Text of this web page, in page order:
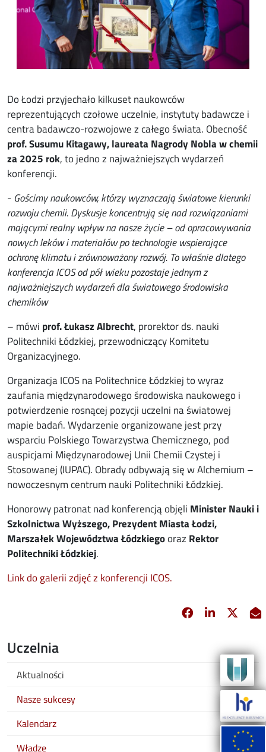
Do Łodzi przyjechało kilkuset naukowców
reprezentujących czołowe uczelnie, instytuty badawcze i
centra badawczo-rozwojowe z całego świata. Obecność
prof. Susumu Kitagawy, laureata Nagrody Nobla w chemii
za 2025 rok, to jedno z najważniejszych wydarzeń
konferencji.
- Gościmy naukowców, którzy wyznaczają światowe kierunki
rozwoju chemii. Dyskusje koncentrują się nad rozwiązaniami
mającymi realny wpływ na nasze życie – od opracowywania
nowych leków i materiałów po technologie wspierające
ochronę klimatu i zrównoważony rozwój. To właśnie dlatego
konferencja ICOS od pół wieku pozostaje jednym z
najważniejszych wydarzeń dla światowego środowiska
chemików
– mówi prof. Łukasz Albrecht, prorektor ds. nauki
Politechniki Łódzkiej, przewodniczący Komitetu
Organizacyjnego.
Organizacja ICOS na Politechnice Łódzkiej to wyraz
zaufania międzynarodowego środowiska naukowego i
potwierdzenie rosnącej pozycji uczelni na światowej
mapie badań. Wydarzenie organizowane jest przy
wsparciu Polskiego Towarzystwa Chemicznego, pod
auspicjami Międzynarodowej Unii Chemii Czystej i
Stosowanej (IUPAC). Obrady odbywają się w Alchemium –
nowoczesnym centrum nauki Politechniki Łódzkiej.
Honorowy patronat nad konferencją objęli Minister Nauki i
Szkolnictwa Wyższego, Prezydent Miasta Łodzi,
Marszałek Województwa Łódzkiegooraz Rektor
Politechniki Łódzkiej.
Link do galerii zdjęć z konferencji ICOS.
Facebook
opens in new
Linkedin
opens in
X
Uczelnia
Aktualności
Nasze sukcesy
Kalendarz
Władze